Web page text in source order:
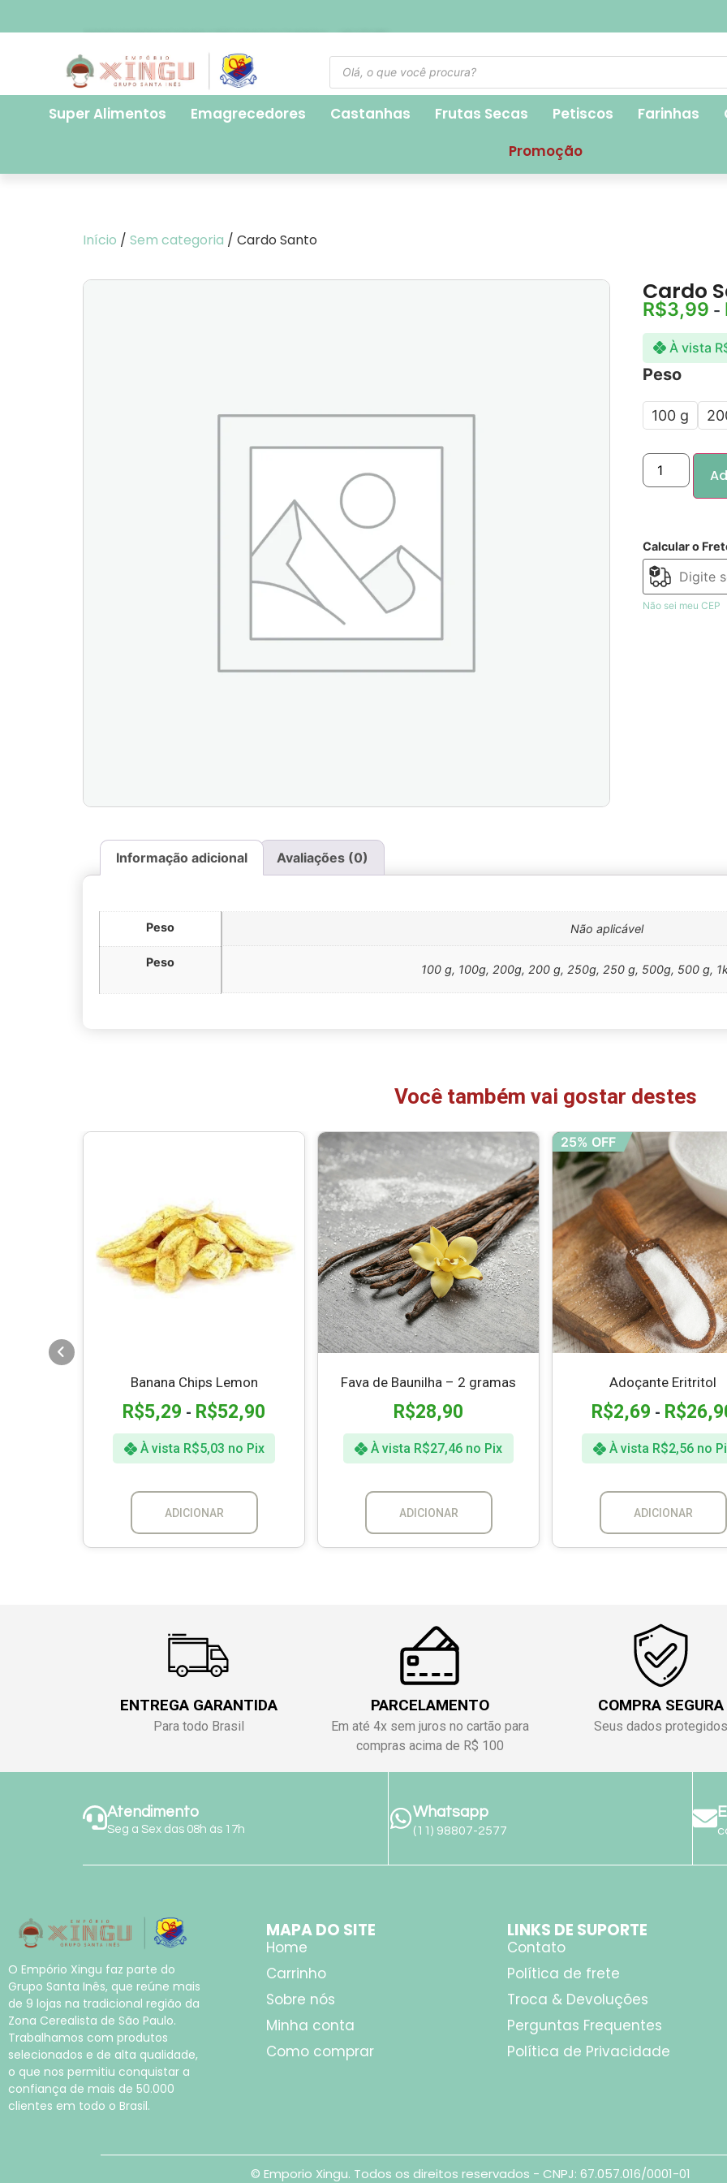
Super Alimentos Emagrecedores Castanhas Frutas Secas Petiscos Farinhas
Promoção
Início / Sem categoria / Cardo Santo
Cardo
R$3,99 -
À vista
Peso
100 g
Calcular o
Não sei meu CEP
Informação adicional Avaliações (0)
Peso Não aplicável
Peso
100 g, 100g, 200g, 200 g, 250g, 250 g, 500g, 500 g,
Você também vai gostar destes
Banana Chips Lemon
R$5,29 - R$52,90
À vista R$5,03 no Pix
ADICIONAR
Fava de Baunilha – 2 gramas
R$28,90
À vista R$27,46 no Pix
ADICIONAR
25% OFF
Adoçante Eritritol
R$2,69 - R$
À vista R$2,56 no
ADICIONAR
ENTREGA GARANTIDA
Para todo Brasil
PARCELAMENTO
Em até 4x sem juros no cartão para
compras acima de R$ 100
COMPRA SEGURA
Seus dados protegidos
Atendimento
Seg a Sex das 08h às 17h
Whatsapp
(11) 98807-2577
O Empório Xingu faz parte do
Grupo Santa Inês, que reúne mais
de 9 lojas na tradicional região da
Zona Cerealista de São Paulo.
Trabalhamos com produtos
selecionados e de alta qualidade,
o que nos permitiu conquistar a
confiança de mais de 50.000
clientes em todo o Brasil.
MAPA DO SITE
Home
Carrinho
Sobre nós
Minha conta
Como comprar
LINKS DE SUPORTE
Contato
Política de frete
Troca & Devoluções
Perguntas Frequentes
Política de Privacidade
© Emporio Xingu. Todos os direitos reservados - CNPJ: 67.057.016/0001-01